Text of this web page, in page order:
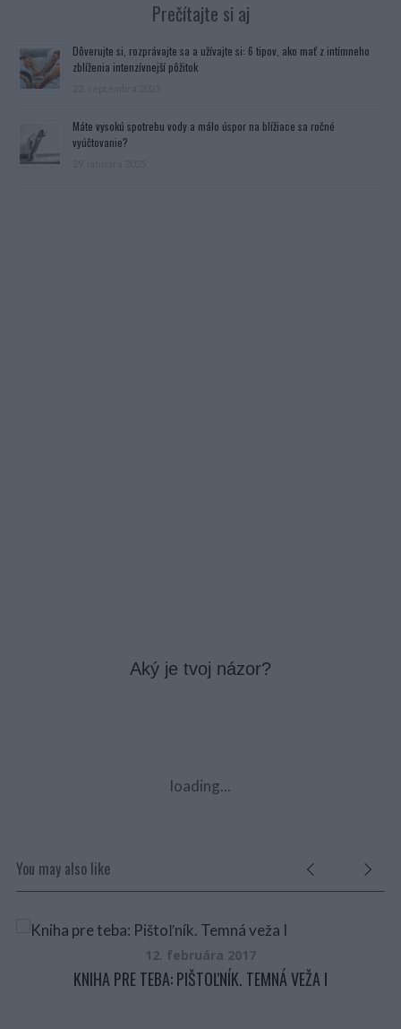
Prečítajte si aj
Dôverujte si, rozprávajte sa a užívajte si: 6 tipov, ako mať z intímneho
zblíženia intenzívnejší pôžitok
Máte vysokú spotrebu vody a málo úspor na blížiace sa ročné
vyúčtovanie?
Aký je tvoj názor?
loading...
You may also like
12. februára 2017
KNIHA PRE TEBA: PIŠTOĽNÍK. TEMNÁ VEŽA I